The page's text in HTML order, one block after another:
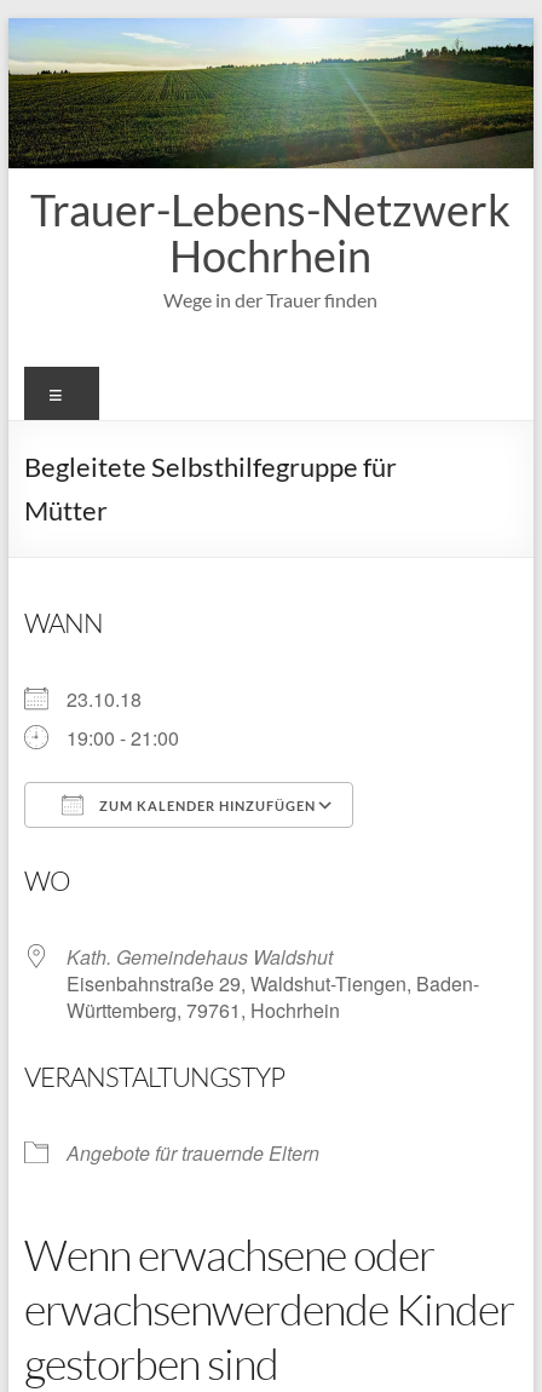
Inhalt
springen
Trauer-Lebens-Netzwerk
Hochrhein
Wege in der Trauer finden
Begleitete Selbsthilfegruppe für
Mütter
WANN
23.10.18
19:00 - 21:00
ZUM KALENDER HINZUFÜGEN
WO
Kath. Gemeindehaus Waldshut
Eisenbahnstraße 29, Waldshut-Tiengen, Baden-
Württemberg, 79761, Hochrhein
VERANSTALTUNGSTYP
Angebote für trauernde Eltern
Wenn erwachsene oder
erwachsenwerdende Kinder
gestorben sind